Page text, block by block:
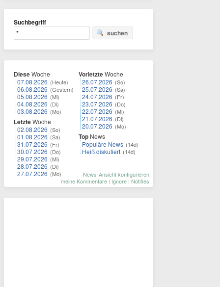
Suchbegriff
suchen
DieseWoche
07.08.2026 (Heute)
06.08.2026 (Gestern)
05.08.2026 (Mi)
04.08.2026 (Di)
03.08.2026 (Mo)
LetzteWoche
02.08.2026 (So)
01.08.2026 (Sa)
31.07.2026 (Fr)
30.07.2026 (Do)
29.07.2026 (Mi)
28.07.2026 (Di)
27.07.2026 (Mo)
VorletzteWoche
26.07.2026 (So)
25.07.2026 (Sa)
24.07.2026 (Fr)
23.07.2026 (Do)
22.07.2026 (Mi)
21.07.2026 (Di)
20.07.2026 (Mo)
Top News
Populäre News (14d)
Heiß diskutiert (14d)
News-Ansicht konfigurieren
meine Kommentare | Ignore | Notifies